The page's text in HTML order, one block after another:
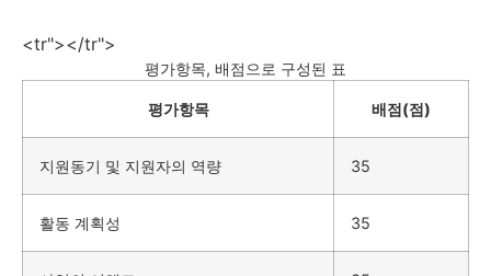
<tr"></tr">
평가항목, 배점으로 구성된 표
평가항목 배점(점)
지원동기 및 지원자의 역량 35
활동 계획성 35